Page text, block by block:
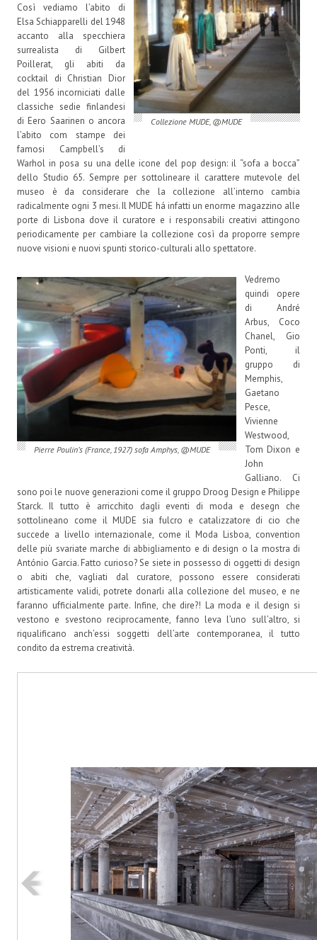
Collezione MUDE, @MUDE
Così vediamo l’abito di
Elsa Schiapparelli del 1948
accanto alla specchiera
surrealista di Gilbert
Poillerat, gli abiti da
cocktail di Christian Dior
del 1956 incorniciati dalle
classiche sedie finlandesi
di Eero Saarinen o ancora
l’abito com stampe dei
famosi Campbell’s di
Warhol in posa su una delle icone del pop design: il “sofa a bocca”
dello Studio 65. Sempre per sottolineare il carattere mutevole del
museo è da considerare che la collezione all’interno cambia
radicalmente ogni 3 mesi. Il MUDE há infatti un enorme magazzino alle
porte di Lisbona dove il curatore e i responsabili creativi attingono
periodicamente per cambiare la collezione così da proporre sempre
nuove visioni e nuovi spunti storico-culturali allo spettatore.
Pierre Poulin’s (France, 1927) sofa Amphys, @MUDE
Vedremo
quindi opere
di André
Arbus, Coco
Chanel, Gio
Ponti, il
gruppo di
Memphis,
Gaetano
Pesce,
Vivienne
Westwood,
Tom Dixon e
John
Galliano. Ci
sono poi le nuove generazioni come il gruppo Droog Design e Philippe
Starck. Il tutto è arricchito dagli eventi di moda e desegn che
sottolineano come il MUDE sia fulcro e catalizzatore di cio che
succede a livello internazionale, come il Moda Lisboa, convention
delle più svariate marche di abbigliamento e di design o la mostra di
António Garcia. Fatto curioso? Se siete in possesso di oggetti di design
o abiti che, vagliati dal curatore, possono essere considerati
artisticamente validi, potrete donarli alla collezione del museo, e ne
faranno ufficialmente parte. Infine, che dire?! La moda e il design si
vestono e svestono reciprocamente, fanno leva l’uno sull’altro, si
riqualificano anch’essi soggetti dell’arte contemporanea, il tutto
condito da estrema creatività.